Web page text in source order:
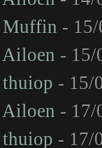
Muffin -
Ailoen - 15/
thuiop - 15/
Ailoen - 17/
thuiop - 17/